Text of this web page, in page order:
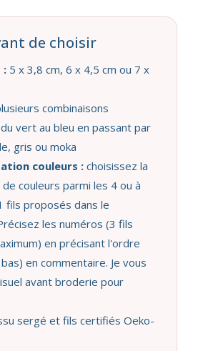
de choisir
: 5 x 3,8 cm, 6 x 4,5 cm ou 7 x
combinaisons
vert au bleu en passant par
gris ou moka
couleurs :choisissez la
couleurs parmi les 4 ou à
fils proposés dans le
les numéros (3 fils
en précisant l'ordre
en commentaire. Je vous
avant broderie pour
sergé et fils certifiés Oeko-